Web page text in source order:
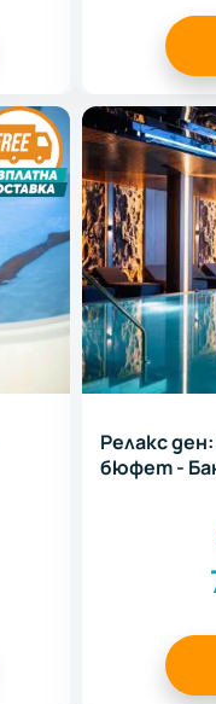
Релакс
бюфет -